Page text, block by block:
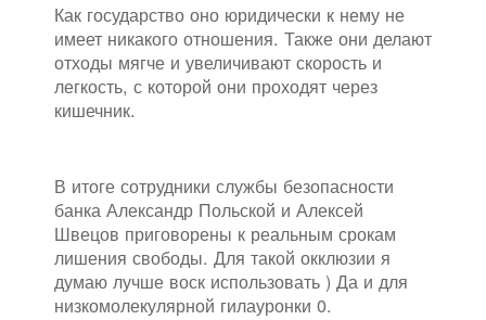
Как государство оно юридически к нему не
имеет никакого отношения. Также они делают
отходы мягче и увеличивают скорость и
легкость, с которой они проходят через
кишечник.
В итоге сотрудники службы безопасности
банка Александр Польской и Алексей
Швецов приговорены к реальным срокам
лишения свободы. Для такой окклюзии я
думаю лучше воск использовать ) Да и для
низкомолекулярной гилауронки 0.